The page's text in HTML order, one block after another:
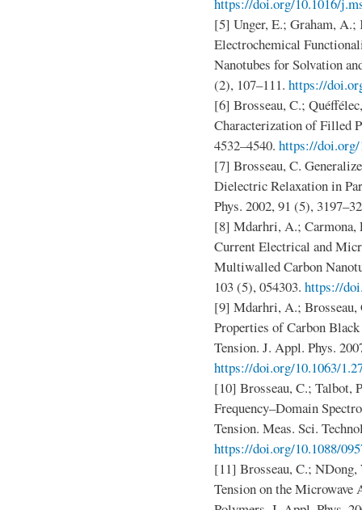
https://doi.org/10.1016/
[5] Unger, E.; Graham,
Electrochemical
Nanotubes for Solvation
(2), 107–111. https://
[6] Brosseau, C.;
Characterization of Filled
4532–4540. https://doi.org/
[7] Brosseau, C.
Dielectric Relaxation in
Phys. 2002, 91 (5),
[8] Mdarhri, A.; Carmona,
Current Electrical and
Multiwalled Carbon
103 (5), 054303. https://
[9] Mdarhri, A.; Brosseau,
Properties of Carbon
Tension. J. Appl. Phys.
https://doi.org/10.1063/
[10] Brosseau, C.; Talbot,
Frequency–Domain
Tension. Meas. Sci.
https://doi.org/10.1088/
[11] Brosseau, C.;
Tension on the